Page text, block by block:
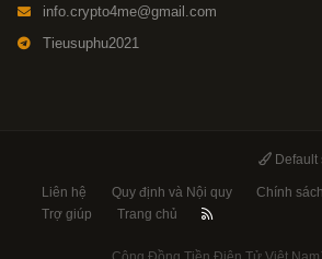
info.crypto4me@gmail.com
Tieusuphu2021
Default
Liên hệ Quy định và Nội quy
Chính
Trợ giúp
Trang chủ